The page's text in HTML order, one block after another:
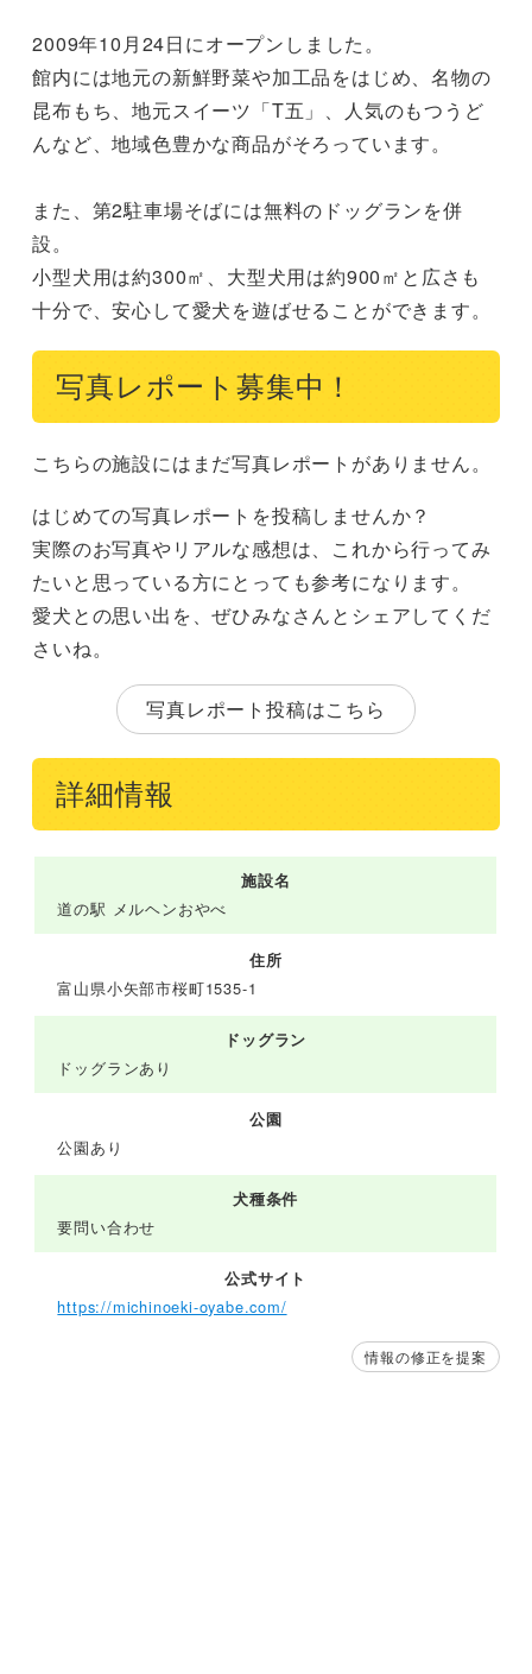
2009年10月24日にオープンしました。
館内には地元の新鮮野菜や加工品をはじめ、名物の
昆布もち、地元スイーツ「T五」、人気のもつうど
んなど、地域色豊かな商品がそろっています。
また、第2駐車場そばには無料のドッグランを併
設。
小型犬用は約300㎡、大型犬用は約900㎡と広さも
十分で、安心して愛犬を遊ばせることができます。
写真レポート募集中！
こちらの施設にはまだ写真レポートがありません。
はじめての写真レポートを投稿しませんか？
実際のお写真やリアルな感想は、これから行ってみ
たいと思っている方にとっても参考になります。
愛犬との思い出を、ぜひみなさんとシェアしてくだ
さいね。
写真レポート投稿はこちら
詳細情報
施設名
道の駅 メルヘンおやべ
住所
富山県小矢部市桜町1535-1
ドッグラン
ドッグランあり
公園
公園あり
犬種条件
要問い合わせ
公式サイト
https://michinoeki-oyabe.com/
情報の修正を提案